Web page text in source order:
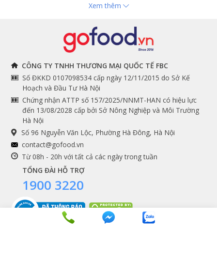
toán
Tuyển dụng
THÔNG TIN
Chính sách và quy định
chung
Hướng dẫn đặt hàng
Cam kết chất lượng
THEO DÕI NGAY
Facebook
Instagram
Youtube
Tiktok
Shopee
DỊCH VỤ
Premium services
Xem thêm
CÔNG TY TNHH THƯƠNG MẠI QUỐC TẾ FBC
Số ĐKKD 0107098534 cấp ngày 12/11/2015 do Sở Kế
Hoạch và Đầu Tư Hà Nội
Chứng nhận ATTP số 157/2025/NNMT-HAN có hiệu lực
đến 13/08/2028 cấp bởi Sở Nông Nghiệp và Môi Trường
Hà Nội
Số 96 Nguyễn Văn Lộc, Phường Hà Đông, Hà Nội
contact@gofood.vn
Từ 08h - 20h với tất cả các ngày trong tuần
TỔNG ĐÀI HỖ TRỢ
1900 3220